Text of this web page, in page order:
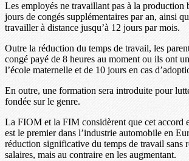
Les employés ne travaillant pas à la production
jours de congés supplémentaires par an, ainsi
travailler à distance jusqu’à 12 jours par mois.
Outre la réduction du temps de travail, les
congé payé de 8 heures au moment ou ils ont
l’école maternelle et de 10 jours en cas
En outre, une formation sera introduite pour
fondée sur le genre.
La FIOM et la FIM considèrent que cet accord
est le premier dans l’industrie automobile en
réduction significative du temps de travail sans
salaires, mais au contraire en les augmentant.